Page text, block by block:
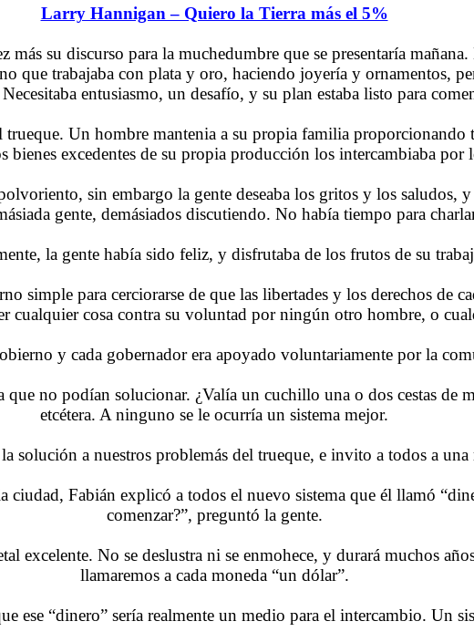
Larry Hannigan – Quiero la Tierra más el 5%
más su discurso para la muchedumbre que se presentaría
que trabajaba con plata y oro, haciendo joyería y ornamentos,
entusiasmo, un desafío, y su plan estaba listo para
Un hombre mantenia a su propia familia proporcionando
bienes excedentes de su propia producción los intercambiaba por
sin embargo la gente deseaba los gritos y los saludos,
gente, demásiados discutiendo. No había tiempo para
la gente había sido feliz, y disfrutaba de los frutos de su
simple para cerciorarse de que las libertades y los derechos de
cualquier cosa contra su voluntad por ningún otro hombre, o
y cada gobernador era apoyado voluntariamente por la
no podían solucionar. ¿Valía un cuchillo una o dos cestas de
etcétera. A ninguno se le ocurría un sistema mejor.
solución a nuestros problemás del trueque, e invito a todos a
ciudad, Fabián explicó a todos el nuevo sistema que él llamó
comenzar?”, preguntó la gente.
excelente. No se deslustra ni se enmohece, y durará muchos
llamaremos a cada moneda “un dólar”.
ese “dinero” sería realmente un medio para el intercambio. Un